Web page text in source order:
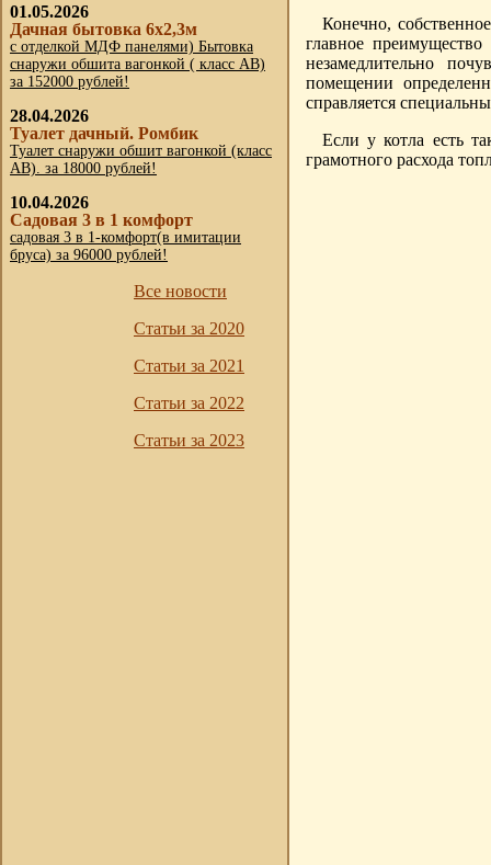
01.05.2026
Дачная бытовка 6х2,3м
с отделкой МДФ панелями) Бытовка
снаружи обшита вагонкой ( класс АВ)
за 152000 рублей!
28.04.2026
Туалет дачный. Ромбик
Туалет снаружи обшит вагонкой (класс
АВ). за 18000 рублей!
10.04.2026
Садовая 3 в 1 комфорт
садовая 3 в 1-комфорт(в имитации
бруса) за 96000 рублей!
Все новости
Статьи за 2020
Статьи за 2021
Статьи за 2022
Статьи за 2023
Конечно,
главное
незамедлительно
помещении
справляется
Если у котла есть
грамотного расхода